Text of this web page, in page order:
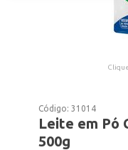
Código:31014
Leite em Pó
500g